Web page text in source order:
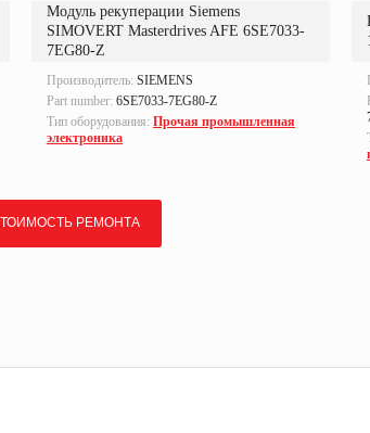
Модуль рекуперации Siemens
SIMOVERT Masterdrives AFE 6SE7033-
7EG80-Z
Производитель: SIEMENS
Part number: 6SE7033-7EG80-Z
Тип оборудования: Прочая промышленная
электроника
РЕМОНТА